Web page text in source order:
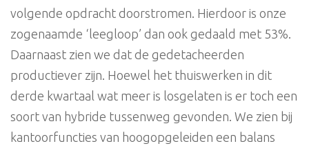
volgende opdracht doorstromen. Hierdoor is onze
zogenaamde ‘leegloop’ dan ook gedaald met 53%.
Daarnaast zien we dat de gedetacheerden
productiever zijn. Hoewel het thuiswerken in dit
derde kwartaal wat meer is losgelaten is er toch een
soort van hybride tussenweg gevonden. We zien bij
kantoorfuncties van hoogopgeleiden een balans